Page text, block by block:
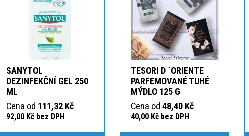
SANYTOL
DEZINFEKČNÍ GEL 250
ML
Cena od 111,32 Kč
92,00 Kč bez DPH
TESORI D ´ORIENTE
PARFEMOVANÉ TUHÉ
MÝDLO 125 G
Cena od 48,40 Kč
40,00 Kč bez DPH